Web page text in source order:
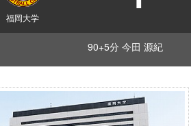
福岡大学
90+5分 今田 源紀